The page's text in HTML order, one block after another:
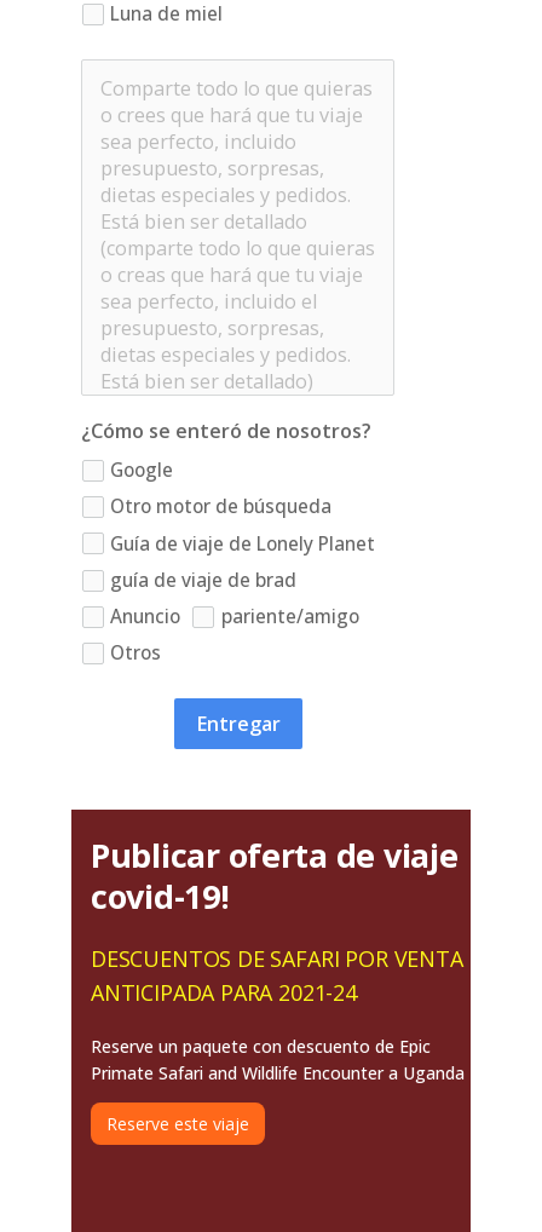
Luna de miel
¿Cómo se enteró de nosotros?
Google
Otro motor de búsqueda
Guía de viaje de Lonely Planet
guía de viaje de brad
Anuncio
pariente/amigo
Otros
Entregar
Publicar oferta de viaje
covid-19!
DESCUENTOS DE SAFARI POR VENTA
ANTICIPADA PARA 2021-24
Reserve un paquete con descuento de Epic
Primate Safari and Wildlife Encounter a Uganda
Reserve este viaje